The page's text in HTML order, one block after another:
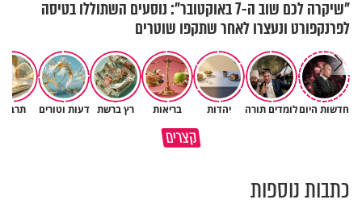
"שיקרה לכם שוב ה-7 באוקטובר": נוסעים השתוללו בטיסה
לפרנקפורט ונעצרו לאחר שתקפו שוטרים
חדשות היוםלומדים תורה יהדות בריאות רץ ברשת דעות וטורים
קצריםמדוע האמונה נמשלה למלח?
גם ׳הרע׳ זה הרחמים של בורא
כתבות נוספות